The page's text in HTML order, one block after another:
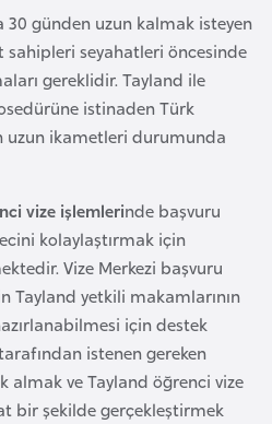
30 günden uzun kalmak isteyen
seyahatleri öncesinde
gereklidir. Tayland ile
istinaden Türk
uzun ikametleri durumunda
vize işlemlerinde başvuru
kolaylaştırmak için
Vize Merkezi başvuru
Tayland yetkili makamlarının
için destek
istenen gereken
almak ve Tayland öğrenci vize
bir şekilde gerçekleştirmek